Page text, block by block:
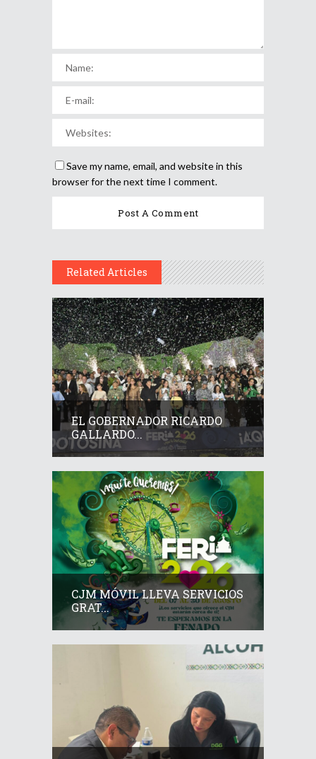
Save my name, email, and website in this
browser for the next time I comment.
Related Articles
EL GOBERNADOR RICARDO
GALLARDO...
CJM MÓVIL LLEVA SERVICIOS
GRAT...